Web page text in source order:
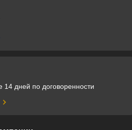
14 дней по договоренности